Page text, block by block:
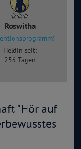
Roswitha
Heldin seit:
256 Tagen
"Hör auf